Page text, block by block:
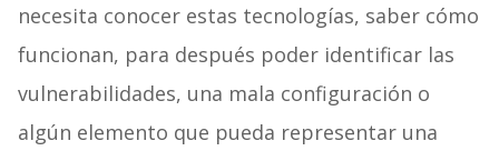
necesita conocer estas tecnologías, saber cómo
funcionan, para después poder identificar las
vulnerabilidades, una mala configuración o
algún elemento que pueda representar una